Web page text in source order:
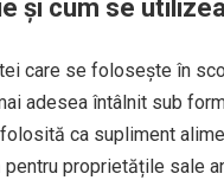
și cum se
care se folosește în
adesea întâlnit sub
ca supliment
proprietățile sale